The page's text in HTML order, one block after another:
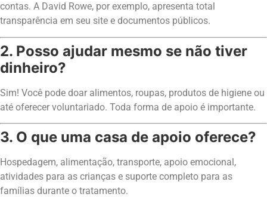
contas. A David Rowe, por exemplo, apresenta total
transparência em seu site e documentos públicos.
2. Posso ajudar mesmo se não tiver
dinheiro?
Sim! Você pode doar alimentos, roupas, produtos de higiene ou
até oferecer voluntariado. Toda forma de apoio é importante.
3. O que uma casa de apoio oferece?
Hospedagem, alimentação, transporte, apoio emocional,
atividades para as crianças e suporte completo para as
famílias durante o tratamento.